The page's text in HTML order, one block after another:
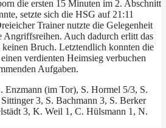
die ersten 15 Minuten im 2. Abschnitt
setzte sich die HSG auf 21:11
Trainer nutzte die Gelegenheit
Angriffsreihen. Auch dadurch erlitt das
Bruch. Letztendlich konnten die
verdienten Heimsieg verbuchen
Aufgaben.
Enzmann (im Tor), S. Hormel 5/3, S.
3, S. Bachmann 3, S. Berker
3, K. Weil 1, C. Hülsmann 1, N.